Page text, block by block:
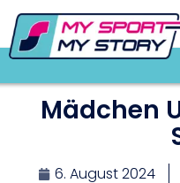
Mädchen
6. August 2024